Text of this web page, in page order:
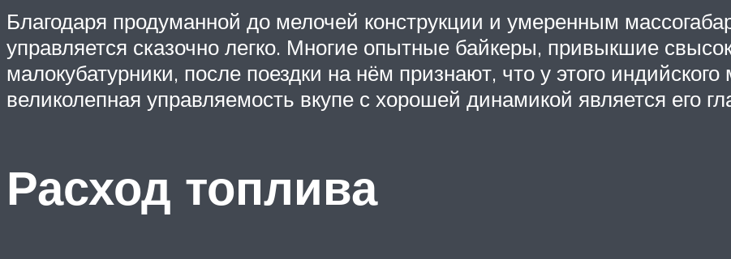
Благодаря продуманной до мелочей конструкции и умеренным
управляется сказочно легко. Многие опытные байкеры, привыкшие
малокубатурники, после поездки на нём признают, что у этого
великолепная управляемость вкупе с хорошей динамикой является его
Расход топлива